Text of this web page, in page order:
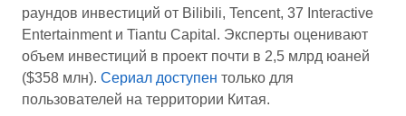
раундов инвестиций от Bilibili, Tencent, 37 Interactive
Entertainment и Tiantu Capital. Эксперты оценивают
объем инвестиций в проект почти в 2,5 млрд юаней
($358 млн). Сериал доступен только для
пользователей на территории Китая.